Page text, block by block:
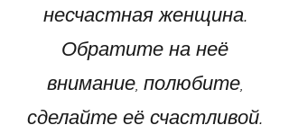
несчастная женщина.
Обратите на неё
внимание, полюбите,
сделайте её счастливой.